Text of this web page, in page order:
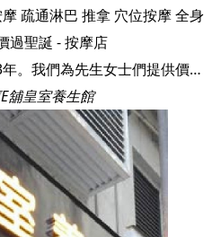
疏通淋巴 推拿 穴位按摩全身
過聖誕 - 按摩店
香港皇室養生館成立於2013年。我們為先生女士們提供價格實惠的按摩服務，從中式推拿到泰式按摩，服務多樣化。我們優質的服務為的就是要給各位先生女士們提供鬆懈身心、恢復活力，以及體驗再生的頂級享受。 我們為客戶提供各式各樣的服務，包括身體按摩、足底按摩、運動損傷按摩、汗蒸療法，甚至面部護理。我們一系列的服務涵蓋了大部分的按摩項目，讓您不僅能體驗身體上的活力恢復，更能通過我們特選的護膚產品，氧化您的肌膚並達到養顏效果。
舖皇室養生館